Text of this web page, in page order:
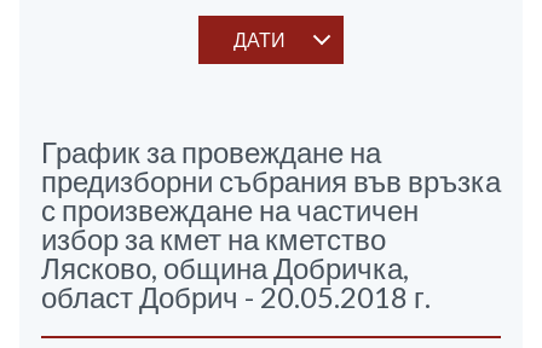
ДАТИ
График за провеждане на
предизборни събрания във връзка
с произвеждане на частичен
избор за кмет на кметство
Лясково, община Добричка,
област Добрич - 20.05.2018 г.